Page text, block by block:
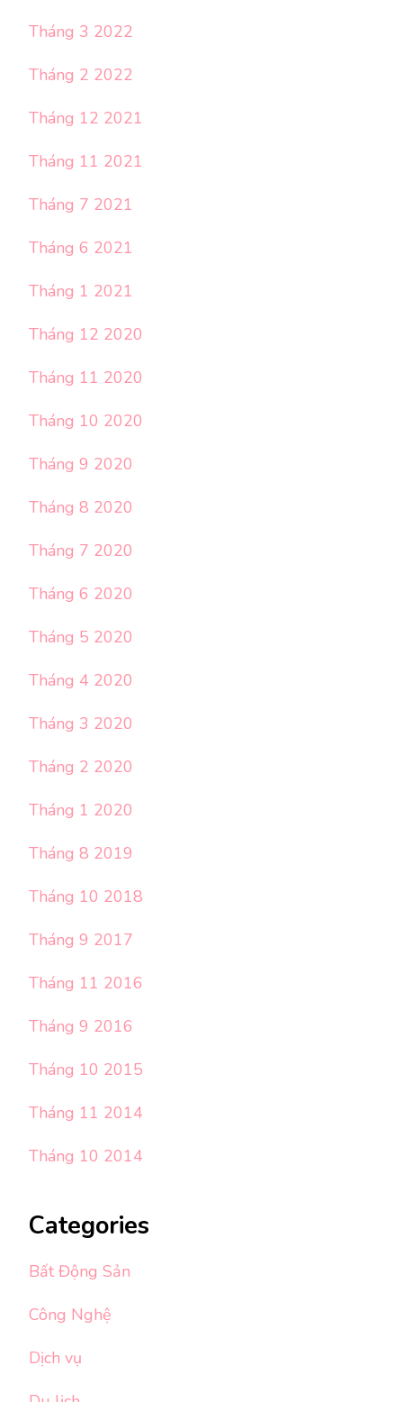
Tháng 3 2022
Tháng 2 2022
Tháng 12 2021
Tháng 11 2021
Tháng 7 2021
Tháng 6 2021
Tháng 1 2021
Tháng 12 2020
Tháng 11 2020
Tháng 10 2020
Tháng 9 2020
Tháng 8 2020
Tháng 7 2020
Tháng 6 2020
Tháng 5 2020
Tháng 4 2020
Tháng 3 2020
Tháng 2 2020
Tháng 1 2020
Tháng 8 2019
Tháng 10 2018
Tháng 9 2017
Tháng 11 2016
Tháng 9 2016
Tháng 10 2015
Tháng 11 2014
Tháng 10 2014
Categories
Bất Động Sản
Công Nghệ
Dịch vụ